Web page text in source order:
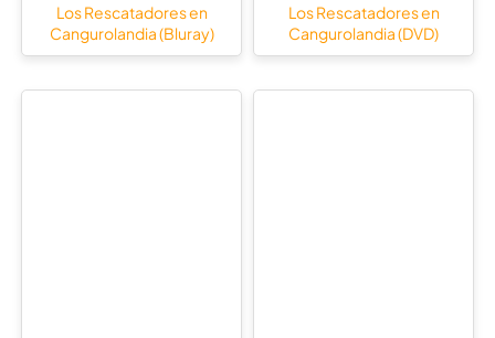
Los Rescatadores en
Cangurolandia (Bluray)
Los Rescatadores en
Cangurolandia (DVD)